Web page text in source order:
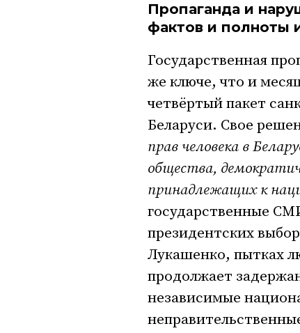
Пропаганда и
фактов и полноты
Государственная
же ключе, что и
четвёртый пакет
Беларуси. Свое
прав человека в
общества,
принадлежащих к
государственные
президентских
Лукашенко, пытках
продолжает
независимые